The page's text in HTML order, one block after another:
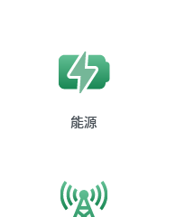
能源